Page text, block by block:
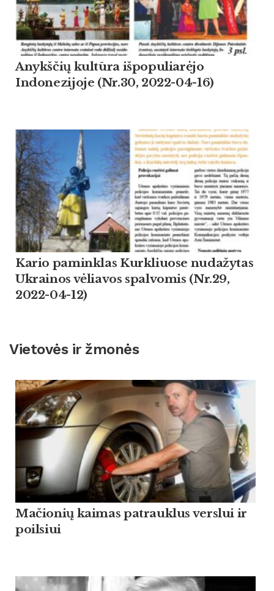
Anykščių kultūra išpopuliarėjo
Indonezijoje (Nr.30, 2022-04-16)
Kario paminklas Kurkliuose nudažytas
Ukrainos vėliavos spalvomis (Nr.29,
2022-04-12)
Vietovės ir žmonės
Mačionių kaimas patrauklus verslui ir
poilsiui